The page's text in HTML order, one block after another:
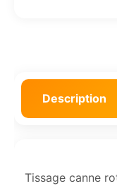
Description
Tissage canne